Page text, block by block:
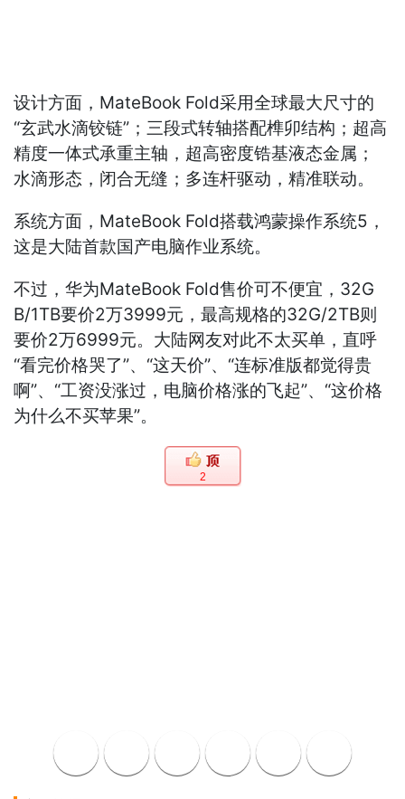
设计方面，MateBook Fold采用全球最大尺寸的
“玄武水滴铰链”；三段式转轴搭配榫卯结构；超高
精度一体式承重主轴，超高密度锆基液态金属；
水滴形态，闭合无缝；多连杆驱动，精准联动。
系统方面，MateBook Fold搭载鸿蒙操作系统5，
这是大陆首款国产电脑作业系统。
不过，华为MateBook Fold售价可不便宜，32G
B/1TB要价2万3999元，最高规格的32G/2TB则
要价2万6999元。大陆网友对此不太买单，直呼
“看完价格哭了”、“这天价”、“连标准版都觉得贵
啊”、“工资没涨过，电脑价格涨的飞起”、“这价格
为什么不买苹果”。
2